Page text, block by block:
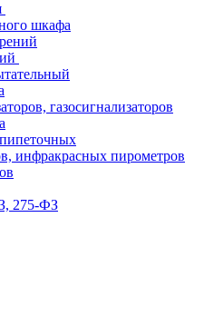
шкафа
газосигнализаторов
инфракрасных пирометров
275-ФЗ